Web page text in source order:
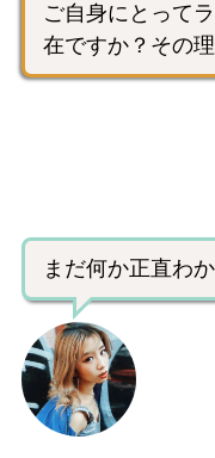
ご自身にとって
在ですか？その
まだ何か正直わ